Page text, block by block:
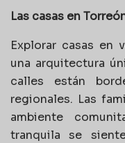
Las casas en
Explorar casas en
una arquitectura
calles están
regionales. Las
ambiente
tranquila se